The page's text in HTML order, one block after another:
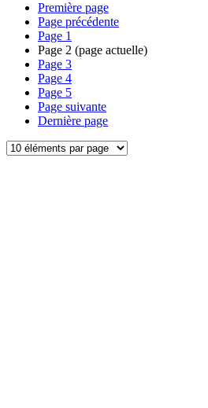
Première page
Page précédente
Page 1
Page 2 (page actuelle)
Page 3
Page 4
Page 5
Page suivante
Dernière page